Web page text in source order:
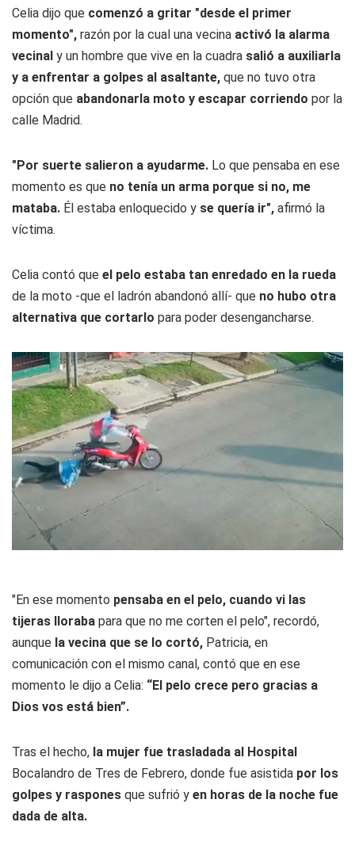
Celia dijo que comenzó a gritar "desde el primer
momento", razón por la cual una vecina activó la alarma
vecinal y un hombre que vive en la cuadra salió a auxiliarla
y a enfrentar a golpes al asaltante, que no tuvo otra
opción que abandonarla moto y escapar corriendo por la
calle Madrid.
"Por suerte salieron a ayudarme. Lo que pensaba en ese
momento es que no tenía un arma porque si no, me
mataba. Él estaba enloquecido y se quería ir", afirmó la
víctima.
Celia contó que el pelo estaba tan enredado en la rueda
de la moto -que el ladrón abandonó allí- que no hubo otra
alternativa que cortarlo para poder desengancharse.
"En ese momento pensaba en el pelo, cuando vi las
tijeras lloraba para que no me corten el pelo", recordó,
aunque la vecina que se lo cortó, Patricia, en
comunicación con el mismo canal, contó que en ese
momento le dijo a Celia: “El pelo crece pero gracias a
Dios vos está bien”.
Tras el hecho, la mujer fue trasladada al Hospital
Bocalandro de Tres de Febrero, donde fue asistida por los
golpes y raspones que sufrió y en horas de la noche fue
dada de alta.